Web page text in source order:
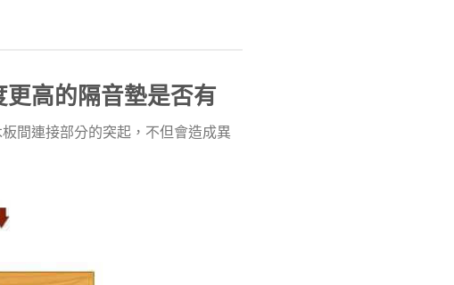
高的隔音墊是否有
間連接部分的突起，不但會造成異